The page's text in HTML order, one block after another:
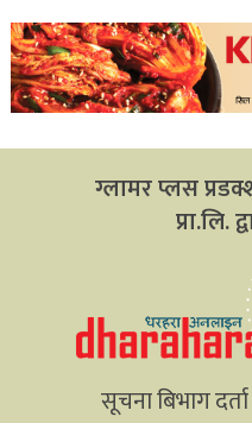
ग्लामर प्लस
प्रा.लि.
सूचना बिभाग